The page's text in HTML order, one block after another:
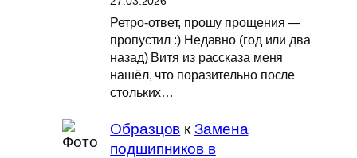
Ретро-ответ, прошу прощения —
пропустил :) Недавно (год или два
назад) Витя из рассказа меня
нашёл, что поразительно после
стольких…
Образцов кЗамена
подшипников в